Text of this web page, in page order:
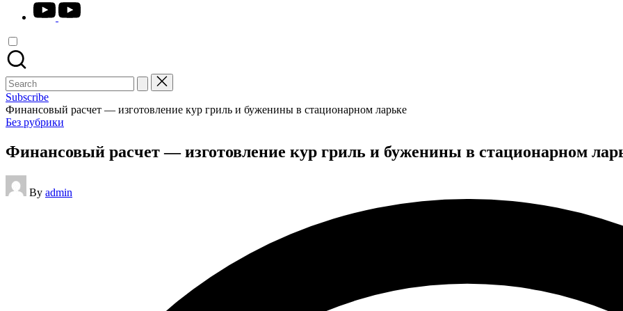
youtube.com
Search
for:
Subscribe
Финансовый расчет — изготовление кур гриль и буженины в стационарном ларьке
Posted
Без рубрики
Финансовый расчет — изготовление кур гриль и буженины в стационарном
Posted
by
By admin